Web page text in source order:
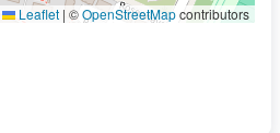
Leaflet | ©OpenStreetMapcontributors